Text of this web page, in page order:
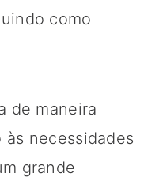
como
de maneira
necessidades
grande